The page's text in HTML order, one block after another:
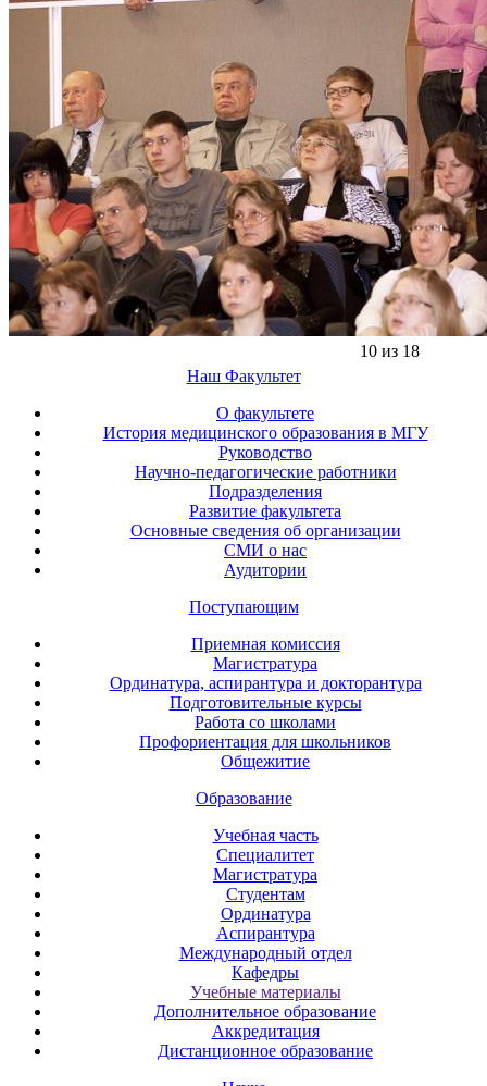
10 из 18
Наш Факультет
О факультете
История медицинского образования в МГУ
Руководство
Научно-педагогические работники
Подразделения
Развитие факультета
Основные сведения об организации
СМИ о нас
Аудитории
Поступающим
Приемная комиссия
Магистратура
Ординатура, аспирантура и докторантура
Подготовительные курсы
Работа со школами
Профориентация для школьников
Общежитие
Образование
Учебная часть
Специалитет
Магистратура
Студентам
Ординатура
Аспирантура
Международный отдел
Кафедры
Учебные материалы
Дополнительное образование
Аккредитация
Дистанционное образование